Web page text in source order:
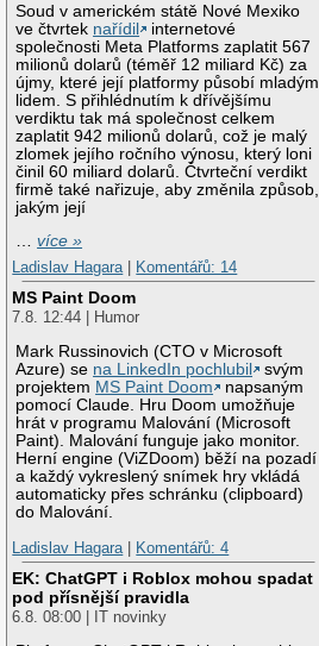
Soud v americkém státě Nové Mexiko
ve čtvrtek nařídil
internetové
společnosti Meta Platforms zaplatit 567
milionů dolarů (téměř 12 miliard Kč) za
újmy, které její platformy působí mladým
lidem. S přihlédnutím k dřívějšímu
verdiktu tak má společnost celkem
zaplatit 942 milionů dolarů, což je malý
zlomek jejího ročního výnosu, který loni
činil 60 miliard dolarů. Čtvrteční verdikt
firmě také nařizuje, aby změnila způsob,
jakým její
…více »
Ladislav Hagara
Komentářů: 14
MS Paint Doom
7.8. 12:44 | Humor
Mark Russinovich (CTO v Microsoft
Azure) se na LinkedIn pochlubil
svým
projektem MS Paint Doom
napsaným
pomocí Claude. Hru Doom umožňuje
hrát v programu Malování (Microsoft
Paint). Malování funguje jako monitor.
Herní engine (ViZDoom) běží na pozadí
a každý vykreslený snímek hry vkládá
automaticky přes schránku (clipboard)
do Malování.
Ladislav Hagara | Komentářů: 4
EK: ChatGPT i Roblox mohou spadat
pod přísnější pravidla
6.8. 08:00 | IT novinky